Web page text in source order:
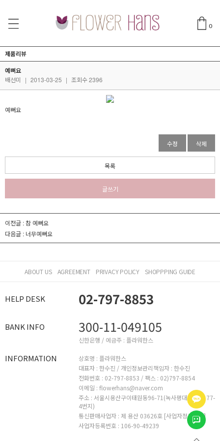
0
제품리뷰
예뻐요
배선미 | 2013-03-25 | 조회수 2396
예뻐요
수정 삭제
목록
글쓰기
이전글 :참 예뻐요
다음글 : 너무예뻐요
ABOUT US AGREEMENT PRIVACY POLICY SHOPPPING GUIDE
HELP DESK 02-797-8853
BANK INFO 300-11-049105
신한은행 / 예금주 : 플라워한스
INFORMATION
상호명 : 플라워한스
대표자 : 한수진 / 개인정보관리책임자 : 한수진
전화번호 : 02-797-8853 / 팩스 : 02)797-8854
이메일 : flowerhans@naver.com
주소 : 서울시용산구이태원동96-71(녹사평대로26길 77-
4번지)
통신판매사업자 : 제 용산 03626호 [사업자정보확인]
사업자등록번호 : 106-90-49239